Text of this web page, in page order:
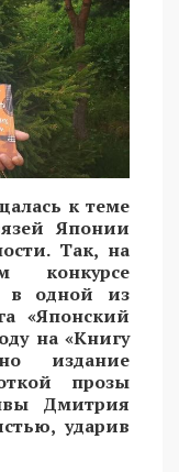
к теме
Японии
Так, на
конкурсе
в одной из
«Японский
на «Книгу
издание
прозы
Дмитрия
ударив